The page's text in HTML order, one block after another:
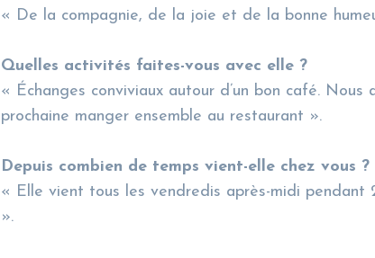
« De la compagnie, de la joie et de la bonne
Quelles activités faites-vous avec elle ?
« Échanges conviviaux autour d’un bon café. Nous
prochaine manger ensemble au restaurant ».
Depuis combien de temps vient-elle chez vous
« Elle vient tous les vendredis après-midi pendant
».